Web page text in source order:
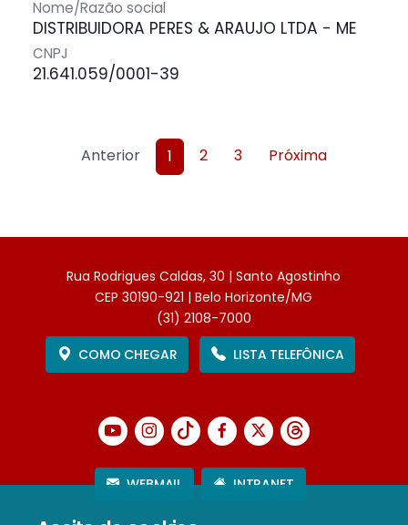
Nome/Razão social
DISTRIBUIDORA PERES & ARAUJO LTDA - ME
CNPJ
21.641.059/0001-39
Anterior 1 2 3 Próxima
Rua Rodrigues Caldas, 30 | Santo Agostinho
CEP 30190-921 | Belo Horizonte/MG
(31) 2108-7000
COMO CHEGAR
LISTA TELEFÔNICA
WEBMAIL INTRANET